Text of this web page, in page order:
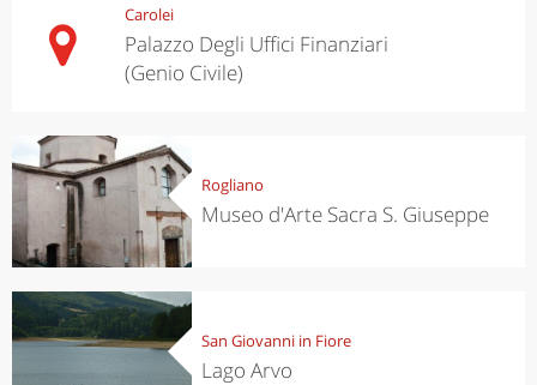
Carolei
Palazzo Degli Uffici Finanziari
(Genio Civile)
Rogliano
Museo d'Arte Sacra S. Giuseppe
San Giovanni in Fiore
Lago Arvo